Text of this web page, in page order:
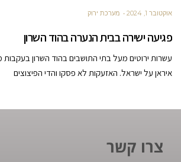
אוקטובר 1, 2024 מערכת ירוק
פגיעה ישירה בבית הנערה בהוד השרון
עשרות ירוטים מעל בתי התושבים בהוד השרון
איראן על ישראל. האזעקות לא פסקו והדי הפיצוצים
צרו קשר